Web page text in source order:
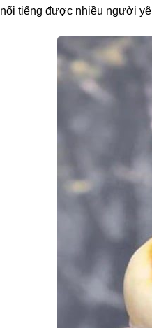
nổi tiếng được nhiều người